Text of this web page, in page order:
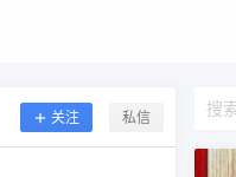
关注 私信